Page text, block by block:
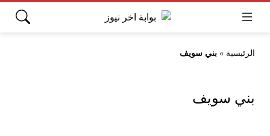
الرئيسية » بني سويف
بني سويف